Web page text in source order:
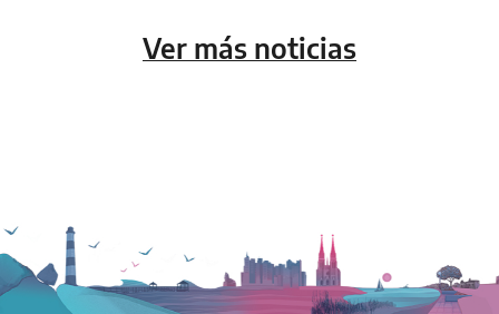
Ver más noticias